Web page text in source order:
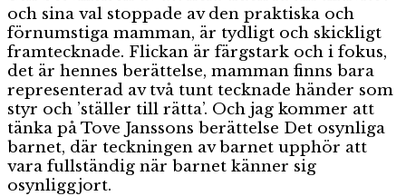
och sina val stoppade av den praktiska och
förnumstiga mamman, är tydligt och skickligt
framtecknade. Flickan är färgstark och i fokus,
det är hennes berättelse, mamman finns bara
representerad av två tunt tecknade händer som
styr och ’ställer till rätta’. Och jag kommer att
tänka på Tove Janssons berättelse Det osynliga
barnet, där teckningen av barnet upphör att
vara fullständig när barnet känner sig
osynliggjort.